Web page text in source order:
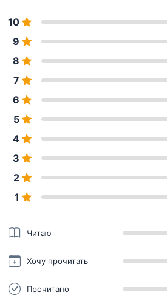
10
9
8
7
6
5
4
3
2
1
Читаю
Хочу прочитать
Прочитано